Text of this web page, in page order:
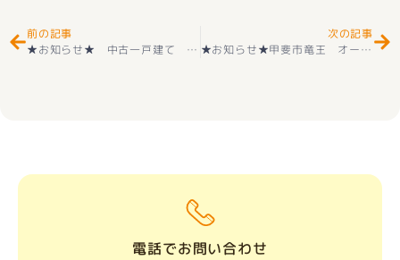
前の記事
★お知らせ★ 中古一戸建て リフォーム済み＋ハウスクリーニング済み戸建 池田小学区＋甲府西中学区 甲府市下飯田2丁目 中古戸建 落ちついた和風邸宅
次の記事
★お知らせ★甲斐市竜王 オール電化３LDK（パントリー付き）リビング階段
電話でお問い合わせ